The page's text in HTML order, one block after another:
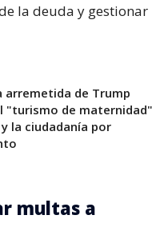
la deuda y gestionar
arremetida de Trump
"turismo de maternidad"
y la ciudadanía por
multas a